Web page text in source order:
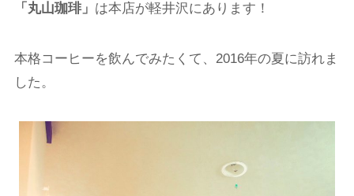
「丸山珈琲」 は本店が軽井沢にあります！
本格コーヒーを飲んでみたくて、2016年の夏に訪れま
した。